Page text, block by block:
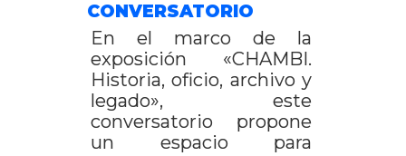
CONVERSATORIO
En el marco de la
exposición «CHAMBI.
Historia, oficio, archivo y
legado», este
conversatorio propone
un espacio para